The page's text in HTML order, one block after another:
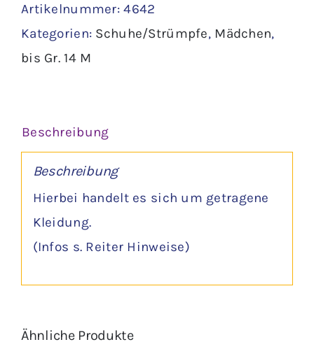
-
Neugeborene
Menge
Artikelnummer:4642
Kategorien: Schuhe/Strümpfe, Mädchen,
bis Gr. 14 M
Beschreibung
Beschreibung
Hierbei handelt es sich um getragene
Kleidung.
(Infos s. Reiter Hinweise)
Ähnliche Produkte